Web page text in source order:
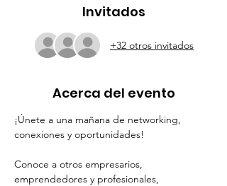
Invitados
+32 otros invitados
Acerca del evento
¡Únete a una mañana de networking,
conexiones y oportunidades!
Conoce a otros empresarios,
emprendedores y profesionales,